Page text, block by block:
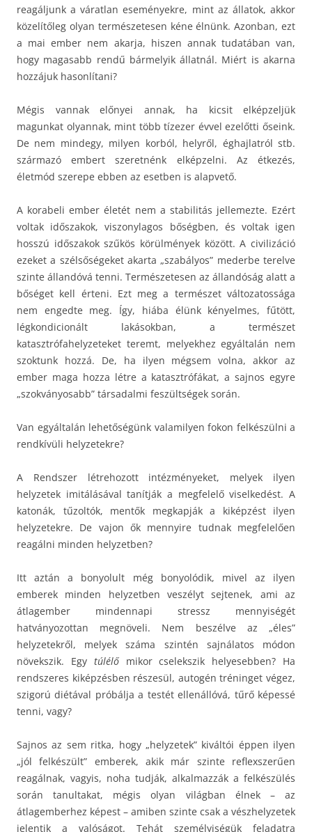
reagáljunk a váratlan eseményekre, mint az állatok, akkor
közelítőleg olyan természetesen kéne élnünk. Azonban, ezt
a mai ember nem akarja, hiszen annak tudatában van,
hogy magasabb rendű bármelyik állatnál. Miért is akarna
hozzájuk hasonlítani?
Mégis vannak előnyei annak, ha kicsit elképzeljük
magunkat olyannak, mint több tízezer évvel ezelőtti őseink.
De nem mindegy, milyen korból, helyről, éghajlatról stb.
származó embert szeretnénk elképzelni. Az étkezés,
életmód szerepe ebben az esetben is alapvető.
A korabeli ember életét nem a stabilitás jellemezte. Ezért
voltak időszakok, viszonylagos bőségben, és voltak igen
hosszú időszakok szűkös körülmények között. A civilizáció
ezeket a szélsőségeket akarta „szabályos” mederbe terelve
szinte állandóvá tenni. Természetesen az állandóság alatt a
bőséget kell érteni. Ezt meg a természet változatossága
nem engedte meg. Így, hiába élünk kényelmes, fűtött,
légkondicionált lakásokban, a természet
katasztrófahelyzeteket teremt, melyekhez egyáltalán nem
szoktunk hozzá. De, ha ilyen mégsem volna, akkor az
ember maga hozza létre a katasztrófákat, a sajnos egyre
„szokványosabb” társadalmi feszültségek során.
Van egyáltalán lehetőségünk valamilyen fokon felkészülni a
rendkívüli helyzetekre?
A Rendszer létrehozott intézményeket, melyek ilyen
helyzetek imitálásával tanítják a megfelelő viselkedést. A
katonák, tűzoltók, mentők megkapják a kiképzést ilyen
helyzetekre. De vajon ők mennyire tudnak megfelelően
reagálni minden helyzetben?
Itt aztán a bonyolult még bonyolódik, mivel az ilyen
emberek minden helyzetben veszélyt sejtenek, ami az
átlagember mindennapi stressz mennyiségét
hatványozottan megnöveli. Nem beszélve az „éles”
helyzetekről, melyek száma szintén sajnálatos módon
növekszik. Egy túlélőmikor cselekszik helyesebben? Ha
rendszeres kiképzésben részesül, autogén tréninget végez,
szigorú diétával próbálja a testét ellenállóvá, tűrő képessé
tenni, vagy?
Sajnos az sem ritka, hogy „helyzetek” kiváltói éppen ilyen
„jól felkészült” emberek, akik már szinte reflexszerűen
reagálnak, vagyis, noha tudják, alkalmazzák a felkészülés
során tanultakat, mégis olyan világban élnek – az
átlagemberhez képest – amiben szinte csak a vészhelyzetek
jelentik a valóságot. Tehát személyiségük feladatra